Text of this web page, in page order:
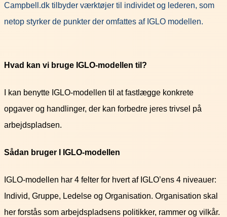
Campbell.dk tilbyder værktøjer til individet og lederen, som
netop styrker de punkter der omfattes af IGLO modellen.
Hvad kan vi bruge IGLO-modellen til?
I kan benytte IGLO-modellen til at fastlægge konkrete
opgaver og handlinger, der kan forbedre jeres trivsel på
arbejdspladsen.
Sådan bruger I IGLO-modellen
IGLO-modellen har 4 felter for hvert af IGLO’ens 4 niveauer:
Individ, Gruppe, Ledelse og Organisation. Organisation skal
her forstås som arbejdspladsens politikker, rammer og vilkår.